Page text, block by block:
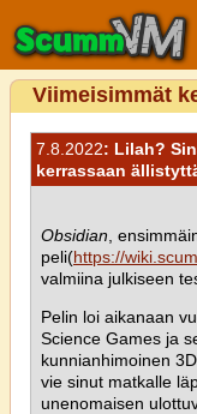
Viimeisimmät
7.8.2022: Lilah?
kerrassaan
Obsidian ,
peli(https://
valmiina julkiseen
Pelin loi aikanaan
Science Games ja
kunnianhimoinen
vie sinut matkalle
unenomaisen